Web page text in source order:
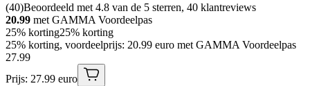
(40)Beoordeeld met 4.8 van de 5 sterren, 40 klantreviews
20.99 met GAMMA Voordeelpas
25% korting25% korting
25% korting, voordeelprijs: 20.99 euro met GAMMA Voordeelpas
27.99
Prijs: 27.99 euro